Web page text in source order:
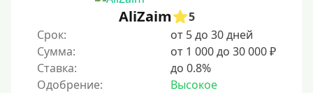
За час
Срочные
Моментальные онлайн
AliZaim
5
Срок:
от 5 до 30 дней
Сумма:
от 1 000 до 30 000 ₽
Ставка:
до 0.8%
Одобрение:
Высокое